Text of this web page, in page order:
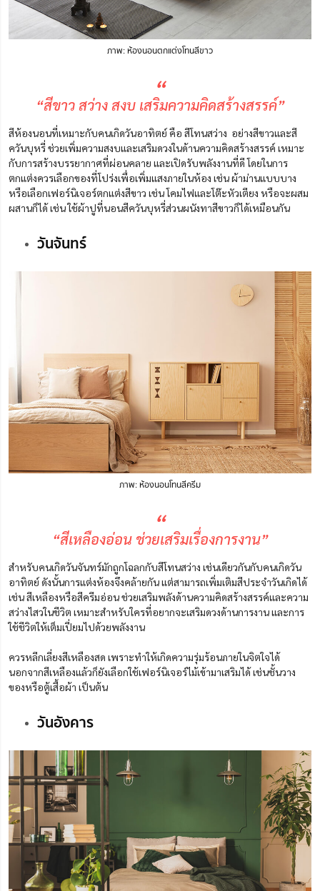
ภาพ: ห้องนอนตกแต่งโทนสีขาว
“
“สีขาว สว่าง สงบ เสริมความคิดสร้างสรรค์”
สีห้องนอนที่เหมาะกับคนเกิดวันอาทิตย์ คือ สีโทนสว่าง อย่างสีขาวและสี
ควันบุหรี่ช่วยเพิ่มความสงบและเสริมดวงในด้านความคิดสร้างสรรค์ เหมาะ
กับการสร้างบรรยากาศที่ผ่อนคลาย และเปิดรับพลังงานที่ดี โดยในการ
ตกแต่งควรเลือกของที่โปร่งเพื่อเพิ่มแสงภายในห้อง เช่น ผ้าม่านแบบบาง
หรือเลือกเฟอร์นิเจอร์ตกแต่งสีขาว เช่น โคมไฟและโต๊ะหัวเตียง หรือจะผสม
ผสานก็ได้ เช่น ใช้ผ้าปูที่นอนสีควันบุหรี่ส่วนผนังทาสีขาวก็ได้เหมือนกัน
วันจันทร์
ภาพ: ห้องนอนโทนสีครีม
“
“สีเหลืองอ่อน ช่วยเสริมเรื่องการงาน”
สำหรับคนเกิดวันจันทร์มักถูกโฉลกกับสีโทนสว่าง เช่นเดียวกันกับคนเกิดวัน
อาทิตย์ ดังนั้นการแต่งห้องจึงคล้ายกัน แต่สามารถเพิ่มเติมสีประจำวันเกิดได้
เช่น สีเหลืองหรือสีครีมอ่อนช่วยเสริมพลังด้านความคิดสร้างสรรค์และความ
สว่างไสวในชีวิต เหมาะสำหรับใครที่อยากจะเสริมดวงด้านการงาน และการ
ใช้ชีวิตให้เต็มเปี่ยมไปด้วยพลังงาน
ควรหลีกเลี่ยงสีเหลืองสด เพราะทำให้เกิดความรุ่มร้อนภายในจิตใจได้
นอกจากสีเหลืองแล้วก็ยังเลือกใช้เฟอร์นิเจอร์ไม้เข้ามาเสริมได้เช่นชั้นวาง
ของหรือตู้เสื้อผ้า เป็นต้น
วันอังคาร